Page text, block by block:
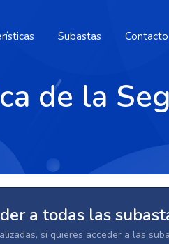
Subastas Contacto
de la
a todas las
si quieres acceder a las